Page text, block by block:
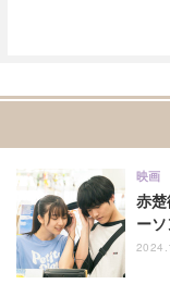
赤楚
ー
映画